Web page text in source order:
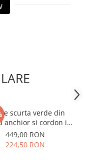
scurta verde din
anchior si cordon in
talie
449,00 RON
224,50 RON